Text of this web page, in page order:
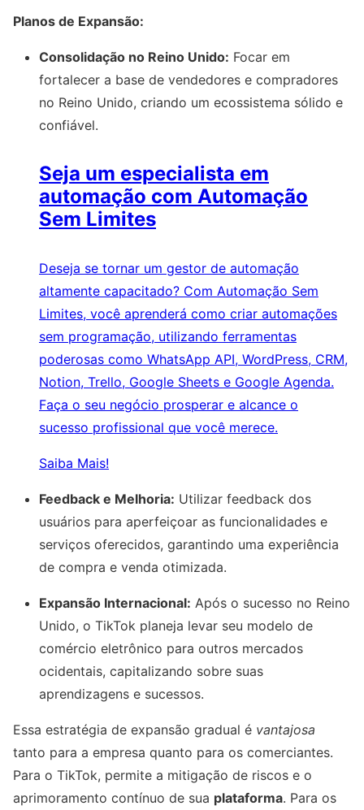
Planos de Expansão:
Consolidação no Reino Unido: Focar em
fortalecer a base de vendedores e compradores
no Reino Unido, criando um ecossistema sólido e
confiável.
Seja um especialista em
automação com Automação
Sem Limites
Deseja se tornar um gestor de automação
altamente capacitado? Com Automação Sem
Limites, você aprenderá como criar automações
sem programação, utilizando ferramentas
poderosas como WhatsApp API, WordPress, CRM,
Notion, Trello, Google Sheets e Google Agenda.
Faça o seu negócio prosperar e alcance o
sucesso profissional que você merece.
Saiba Mais!
Feedback e Melhoria: Utilizar feedback dos
usuários para aperfeiçoar as funcionalidades e
serviços oferecidos, garantindo uma experiência
de compra e venda otimizada.
Expansão Internacional: Após o sucesso no Reino
Unido, o TikTok planeja levar seu modelo de
comércio eletrônico para outros mercados
ocidentais, capitalizando sobre suas
aprendizagens e sucessos.
Essa estratégia de expansão gradual é vantajosa
tanto para a empresa quanto para os comerciantes.
Para o TikTok, permite a mitigação de riscos e o
aprimoramento contínuo de sua plataforma. Para os